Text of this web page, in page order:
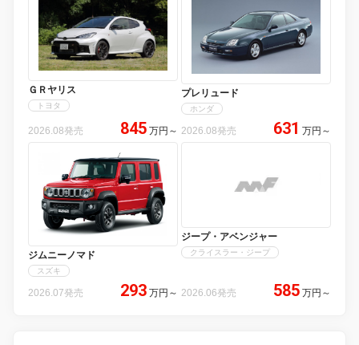
ＧＲヤリス
トヨタ
2026.08発売 845 万円 ～
プレリュード
ホンダ
2026.08発売 631 万円 ～
ジムニーノマド
スズキ
2026.07発売 293 万円 ～
ジープ・アベンジャー
クライスラー・ジープ
2026.06発売 585 万円 ～